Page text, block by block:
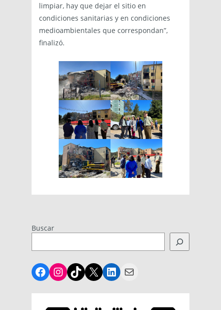
limpiar, hay que dejar el sitio en
condiciones sanitarias y en condiciones
medioambientales que correspondan”,
finalizó.
Buscar
Facebook
Instagram
TikTok
X LinkedIn
Mail